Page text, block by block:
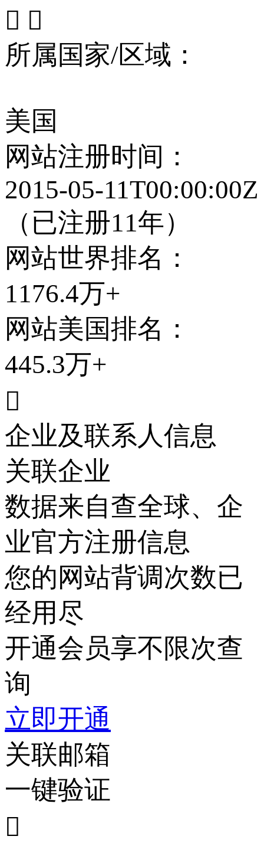
 
所属国家/区域：
美国
网站注册时间：
2015-05-11T00:00:00Z
（已注册11年）
网站世界排名：
1176.4万+
网站美国排名：
445.3万+

企业及联系人信息
关联企业
数据来自查全球、企
业官方注册信息
您的网站背调次数已
经用尽
开通会员享不限次查
询
立即开通
关联邮箱
一键验证
